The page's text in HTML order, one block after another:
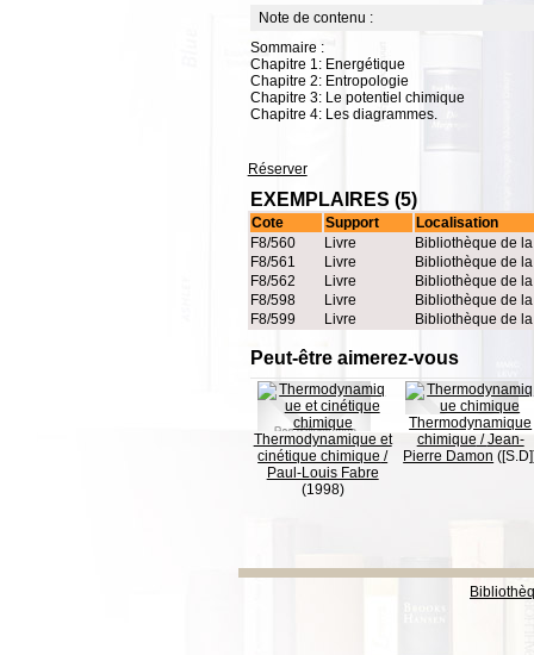
Note de contenu :
Sommaire :
Chapitre 1: Energétique
Chapitre 2: Entropologie
Chapitre 3: Le potentiel chimique
Chapitre 4: Les diagrammes.
Réserver
EXEMPLAIRES (5)
Cote Support
Localisation
F8/560
Livre
Bibliothèque de
F8/561
Livre
Bibliothèque de
F8/562
Livre
Bibliothèque de
F8/598
Livre
Bibliothèque de
F8/599
Livre Bibliothèque de
Peut-être aimerez-vous
Thermodynamique et
cinétique chimique /
Paul-Louis Fabre
(1998)
Thermodynamique
chimique/Jean-
Pierre Damon